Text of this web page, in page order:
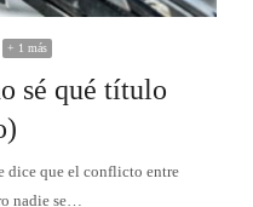
+ 1 más
sé qué título
dice que el conflicto entre
nadie se…